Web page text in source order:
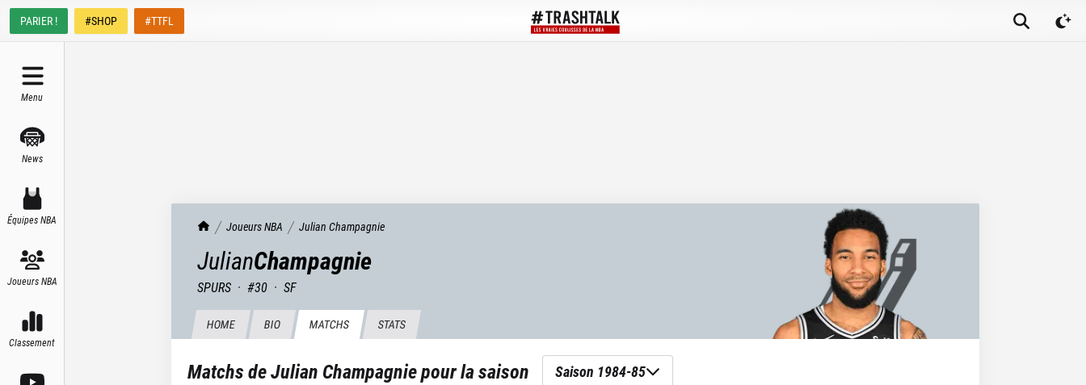
PARIER ! #SHOP #TTFL
Menu
News
Équipes NBA
Joueurs NBA
Classement
TrashTalk Actu NBA
Joueurs NBA Julian Champagnie
JulianChampagnie
SPURS · #30 · SF
HOME BIO MATCHS STATS
Matchs deJulian Champagniepour la saison Saison 1984-85